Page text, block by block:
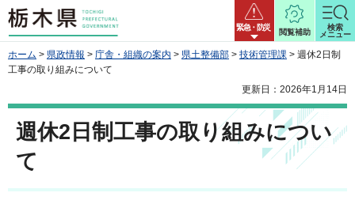
栃木県 緊急・防災
閲覧補助
検索
メニュー
ホーム > 県政情報 > 庁舎・組織の案内 > 県土整備部 > 技術管理課 > 週休2日制
工事の取り組みについて
更新日：2026年1月14日
週休2日制工事の取り組みについ
て